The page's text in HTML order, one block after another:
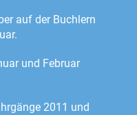
auf der Buchlern
und Februar
2011 und